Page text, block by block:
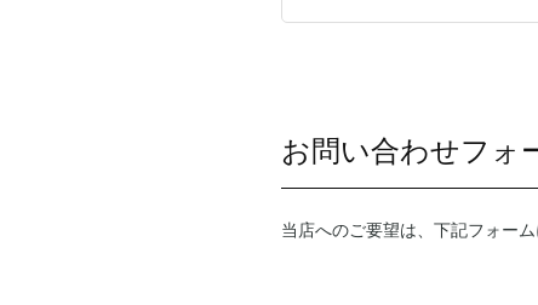
お問い合わせフォ
当店へのご要望は、下記フォー